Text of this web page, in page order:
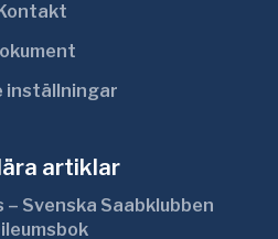
inställningar
artiklar
Svenska Saabklubben